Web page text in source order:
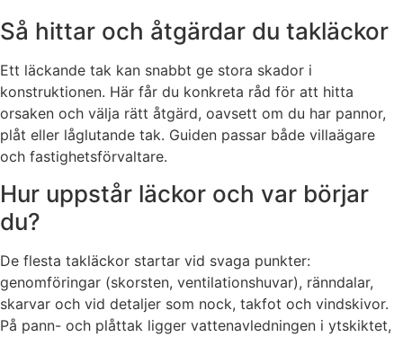
Så hittar och åtgärdar du takläckor
Ett läckande tak kan snabbt ge stora skador i
konstruktionen. Här får du konkreta råd för att hitta
orsaken och välja rätt åtgärd, oavsett om du har pannor,
plåt eller låglutande tak. Guiden passar både villaägare
och fastighetsförvaltare.
Hur uppstår läckor och var börjar
du?
De flesta takläckor startar vid svaga punkter:
genomföringar (skorsten, ventilationshuvar), ränndalar,
skarvar och vid detaljer som nock, takfot och vindskivor.
På pann- och plåttak ligger vattenavledningen i ytskiktet,